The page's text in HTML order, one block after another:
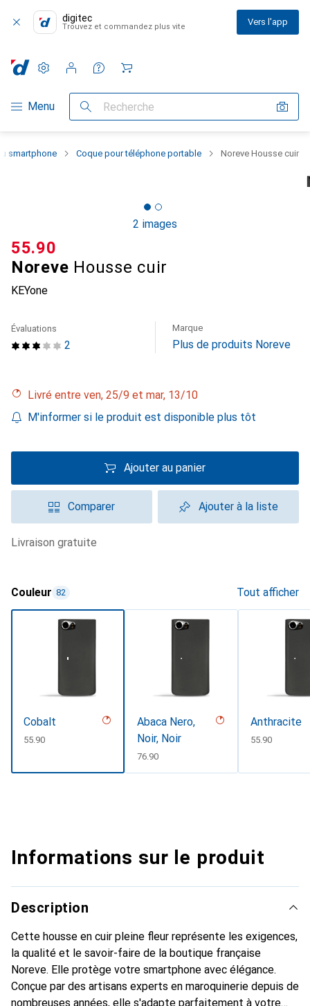
digitec
Trouvez et commandez plus vite Vers l'app
Navigation par catégorie
Menu Recherche
Paramètres
Compte client
Listes de comparaison
Listes d'envies
Panier
smartphone Coque pour téléphone portable Noreve Housse cuir
2 images
Noreve Housse cuir
KEYone
CHF
55.90
2
Évaluations Marque
Plus de produits Noreve
Livré entre ven, 25/9 et mar, 13/10
M'informer si le produit est disponible plus tôt
Ajouter au panier
Comparer Ajouter à la liste
livraison gratuite
Couleur 82 Tout afficher
Cobalt
CHF
55.90
Abaca Nero,
Noir, Noir
CHF
76.90
Anthracite
CHF
55.90
Informations sur le produit
Description
Cette housse en cuir pleine fleur représente les exigences,
la qualité et le savoir-faire de la boutique française
Noreve. Elle protège votre smartphone avec élégance.
Conçue par des artisans experts en maroquinerie depuis de
nombreuses années, elle s'adapte parfaitement à votre